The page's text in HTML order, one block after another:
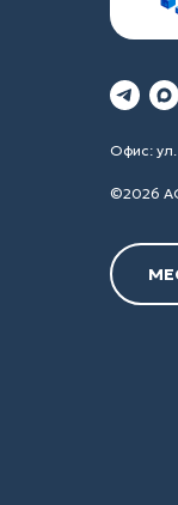
Офис: ул.
©2026